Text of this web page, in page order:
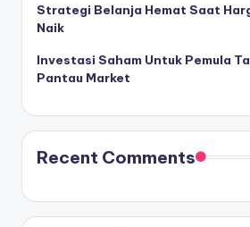
Strategi Belanja Hemat Saat
Naik
Investasi Saham Untuk Pemula
Pantau Market
Recent Comments